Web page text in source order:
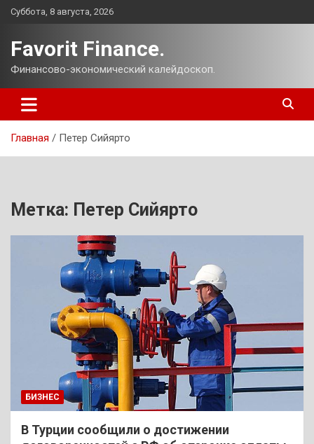
Перейти
Суббота, 8 августа, 2026
Favorit Finance.
Финансово-экономический калейдоскоп.
Главная Петер Сийярто
Метка: Петер Сийярто
БИЗНЕС
В Турции сообщили о достижении